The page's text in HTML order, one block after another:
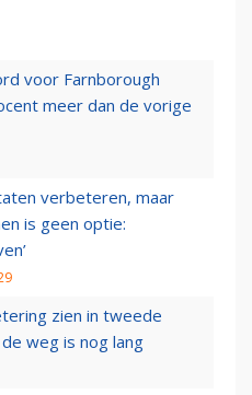
voor Farnborough
meer dan de vorige
verbeteren, maar
is geen optie:
zien in tweede
weg is nog lang